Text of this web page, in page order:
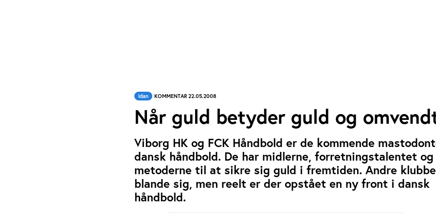
Idan KOMMENTAR 22.05.2008
Når guld betyder guld og
Viborg HK og FCK Håndbold er de kommende
dansk håndbold. De har midlerne, forretningstalentet og
metoderne til at sikre sig guld i fremtiden. Andre
blande sig, men reelt er der opstået en ny front i dansk
håndbold.